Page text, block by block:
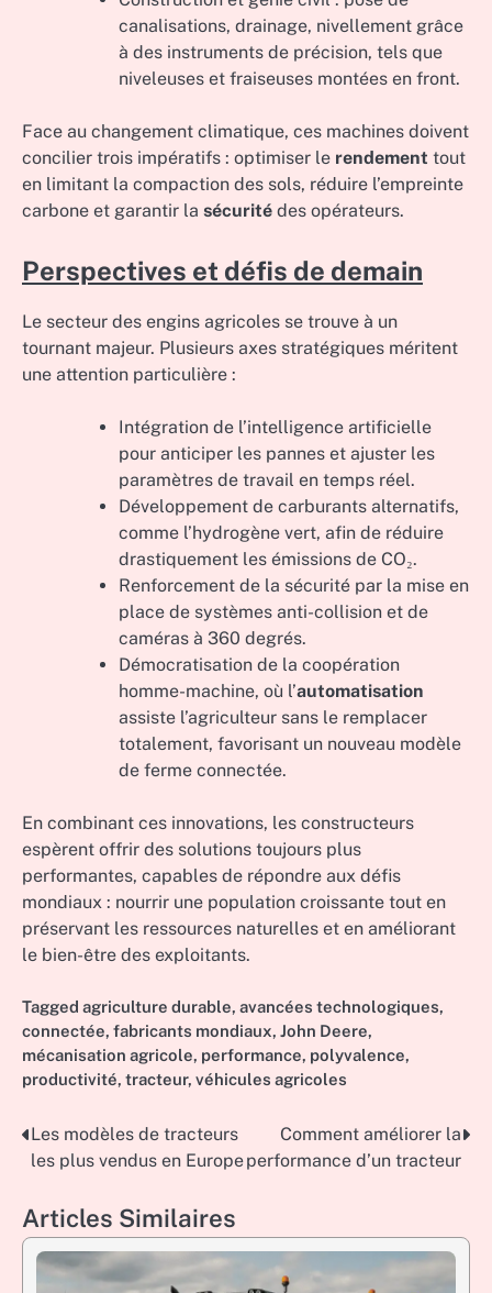
canalisations, drainage, nivellement grâce
à des instruments de précision, tels que
niveleuses et fraiseuses montées en front.
Face au changement climatique, ces machines doivent
concilier trois impératifs : optimiser le rendement tout
en limitant la compaction des sols, réduire l’empreinte
carbone et garantir la sécurité des opérateurs.
Perspectives et défis de demain
Le secteur des engins agricoles se trouve à un
tournant majeur. Plusieurs axes stratégiques méritent
une attention particulière :
Intégration de l’intelligence artificielle
pour anticiper les pannes et ajuster les
paramètres de travail en temps réel.
Développement de carburants alternatifs,
comme l’hydrogène vert, afin de réduire
drastiquement les émissions de CO₂.
Renforcement de la sécurité par la mise en
place de systèmes anti-collision et de
caméras à 360 degrés.
Démocratisation de la coopération
homme-machine, où l’automatisation
assiste l’agriculteur sans le remplacer
totalement, favorisant un nouveau modèle
de ferme connectée.
En combinant ces innovations, les constructeurs
espèrent offrir des solutions toujours plus
performantes, capables de répondre aux défis
mondiaux : nourrir une population croissante tout en
préservant les ressources naturelles et en améliorant
le bien-être des exploitants.
Tagged agriculture durable, avancées technologiques,
connectée, fabricants mondiaux, John Deere,
mécanisation agricole, performance, polyvalence,
productivité, tracteur, véhicules agricoles
Post
navigation
Les modèles de tracteurs
les plus vendus en Europe
Comment améliorer la
performance d’un tracteur
Articles Similaires